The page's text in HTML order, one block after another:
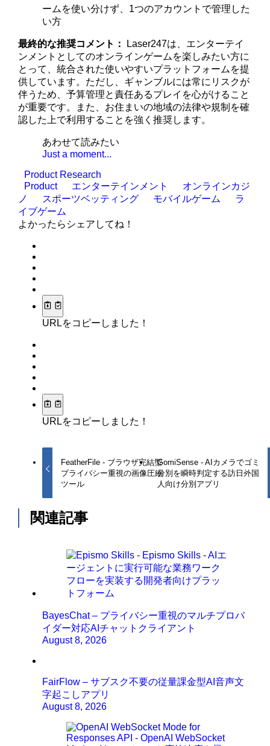
ームを使い分けず、1つのアカウントで管理した
い方
最終的な推奨コメント：
Laser247は、エンターテイ
ンメントとしてのオンラインゲームを楽しみたい方に
とって、統合された使いやすいプラットフォームを提
供しています。ただし、ギャンブルには常にリスクが
伴うため、予算管理と責任あるプレイを心がけること
が重要です。また、お住まいの地域の法律や規制を確
認した上で利用することを強く推奨します。
あわせて読みたい
Just a moment...
Product Research
Product
エンターテインメント
オンラインカジ
ノ
スポーツベッティング モバイルゲーム
ラ
イブゲーム
よかったらシェアしてね！
URLをコピーしました！
URLをコピーしました！
FeatherFile - ブラウザ完結型
プライバシー重視の画像圧縮
ツール
GomiSense - AIカメラでゴミ
分別を瞬時判定する訪日外国
人向け分別アプリ
関連記事
BayesChat – プライバシー重視のマルチプロバ
イダー対応AIチャットクライアント
August 8, 2026
FairFlow – サブスク不要の従量課金型AI音声文
字起こしアプリ
August 8, 2026